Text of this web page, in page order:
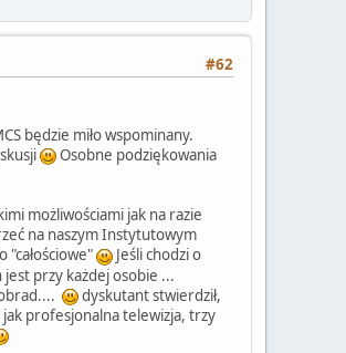
#62
będzie miło wspominany.
Osobne podziękowania
możliwościami jak na razie
na naszym Instytutowym
Jeśli chodzi o
przy każdej osobie ...
dyskutant stwierdził,
profesjonalna telewizja, trzy